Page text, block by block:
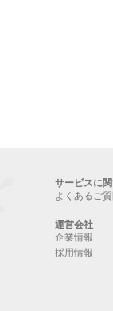
サービスに
よくあるご
運営会社
企業情報
採用情報